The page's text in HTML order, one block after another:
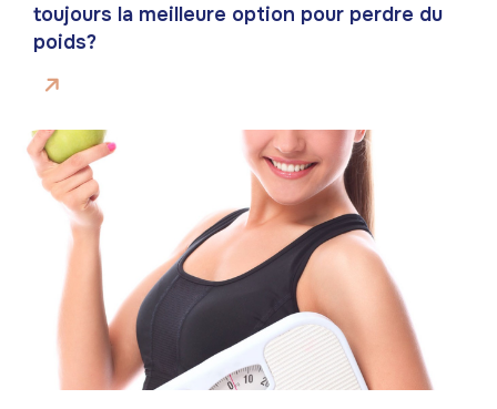
toujours la meilleure option pour perdre du
poids?